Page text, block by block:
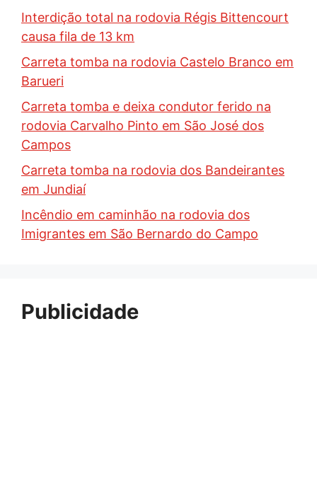
Interdição total na rodovia Régis Bittencourt
causa fila de 13 km
Carreta tomba na rodovia Castelo Branco em
Barueri
Carreta tomba e deixa condutor ferido na
rodovia Carvalho Pinto em São José dos
Campos
Carreta tomba na rodovia dos Bandeirantes
em Jundiaí
Incêndio em caminhão na rodovia dos
Imigrantes em São Bernardo do Campo
Publicidade